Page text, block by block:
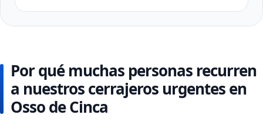
Por qué muchas personas recurren
a nuestros cerrajeros urgentes en
Osso de Cinca